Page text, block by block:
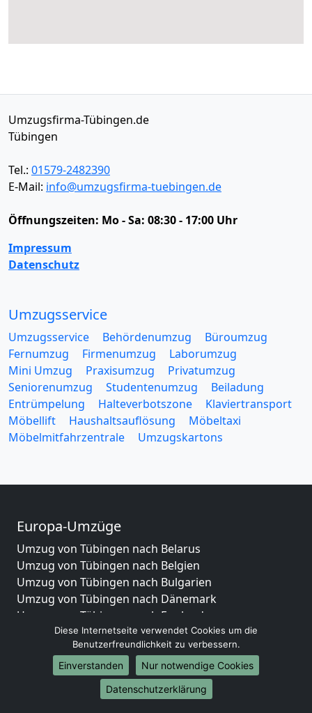
Umzugsfirma-Tübingen.de
Tübingen
Tel.: 01579-2482390
E-Mail: info@umzugsfirma-tuebingen.de
Öffnungszeiten: Mo - Sa: 08:30 - 17:00 Uhr
Impressum
Datenschutz
Umzugsservice
Umzugsservice Behördenumzug
Büroumzug
Fernumzug
Firmenumzug
Laborumzug
Mini Umzug
Praxisumzug
Privatumzug
Seniorenumzug
Studentenumzug
Beiladung
Entrümpelung
Halteverbotszone
Klaviertransport
Möbellift
Haushaltsauflösung
Möbeltaxi
Möbelmitfahrzentrale
Umzugskartons
Europa-Umzüge
Umzug von Tübingen nach Belarus
Umzug von Tübingen nach Belgien
Umzug von Tübingen nach Bulgarien
Umzug von Tübingen nach Dänemark
Umzug von Tübingen nach England
Umzug von Tübingen nach Portugal
Umzug von Tübingen nach Bosnien
und Herzegowina
Umzug von Tübingen nach Irland
Umzug von Tübingen nach Lettland
Diese Internetseite verwendet Cookies um die
Benutzerfreundlichkeit zu verbessern.
Einverstanden
Nur notwendige Cookies
Datenschutzerklärung